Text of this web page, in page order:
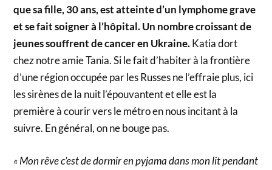
que sa fille, 30 ans, est atteinte d’un lymphome grave
et se fait soigner à l’hôpital. Un nombre croissant de
jeunes souffrent de cancer en Ukraine.Katia dort
chez notre amie Tania. Si le fait d’habiter à la frontière
d’une région occupée par les Russes ne l’effraie plus, ici
les sirènes de la nuit l’épouvantent et elle est la
première à courir vers le métro en nous incitant à la
suivre. En général, on ne bouge pas.
« Mon rêve c’est de dormir en pyjama dans mon lit pendant